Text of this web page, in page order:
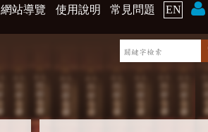
網站導覽 使用說明 常見問題 EN